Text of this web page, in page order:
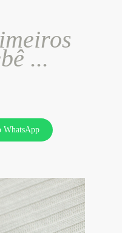
...
WhatsApp